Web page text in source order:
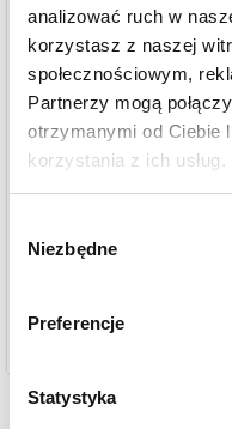
analizować ruch w
korzystasz z naszej
społecznościowym,
Partnerzy mogą
otrzymanymi od Ciebie
korzystania z ich usług.
zgody
Niezbędne
Preferencje
Statystyka